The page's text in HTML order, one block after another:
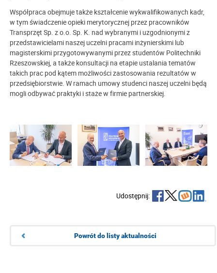
Współpraca obejmuje także kształcenie wykwalifikowanych kadr,
w tym świadczenie opieki merytorycznej przez pracowników
Transprzęt Sp. z o.o. Sp. K. nad wybranymi i uzgodnionymi z
przedstawicielami naszej uczelni pracami inżynierskimi lub
magisterskimi przygotowywanymi przez studentów Politechniki
Rzeszowskiej, a także konsultacji na etapie ustalania tematów
takich prac pod kątem możliwości zastosowania rezultatów w
przedsiębiorstwie. W ramach umowy studenci naszej uczelni będą
mogli odbywać praktyki i staże w firmie partnerskiej.
Udostępnij:
Powrót do listy aktualności